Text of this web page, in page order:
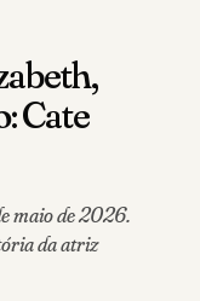
Cate
maio de 2026.
da atriz